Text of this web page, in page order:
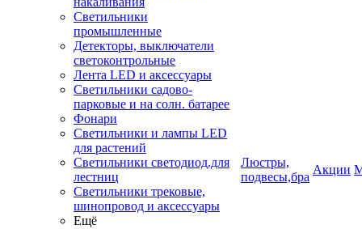
Светильники
промышленные
Детекторы, выключатели
светоконтрольные
Лента LED и аксессуары
Светильники садово-
парковые и на солн. батарее
Фонари
Светильники и лампы LED
для растений
Светильники светодиод.для
лестниц
Светильники трековые,
шинопровод и аксессуары
Ещё
Люстры,
подвесы,бра
Акции